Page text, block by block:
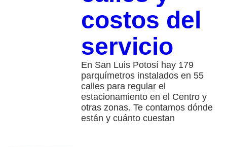
costos del
servicio
En San Luis Potosí hay 179
parquímetros instalados en 55
calles para regular el
estacionamiento en el Centro y
otras zonas. Te contamos dónde
están y cuánto cuestan